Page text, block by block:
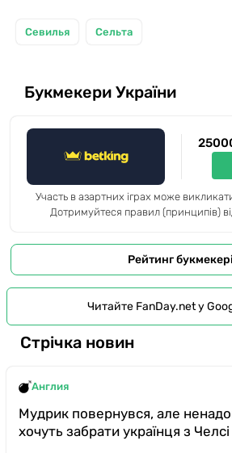
Севилья Сельта
Букмекери України
Участь в азартних іграх може
Дотримуйтеся правил (принципів)
Рейтинг
Читайте FanDay.net у
Стрічка новин
Англия
Мудрик повернувся, але
хочуть забрати українця з